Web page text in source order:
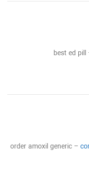
best ed pill
order amoxil generic –